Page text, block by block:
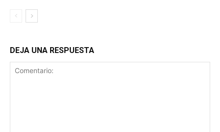
DEJA UNA RESPUESTA